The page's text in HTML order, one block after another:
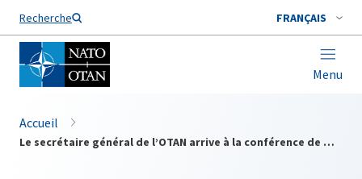
Recherche FRANÇAIS
Menu
Nom de famille*
Accueil
Le secrétaire général de l’OTAN arrive à la conférence de Munich sur la sécurité